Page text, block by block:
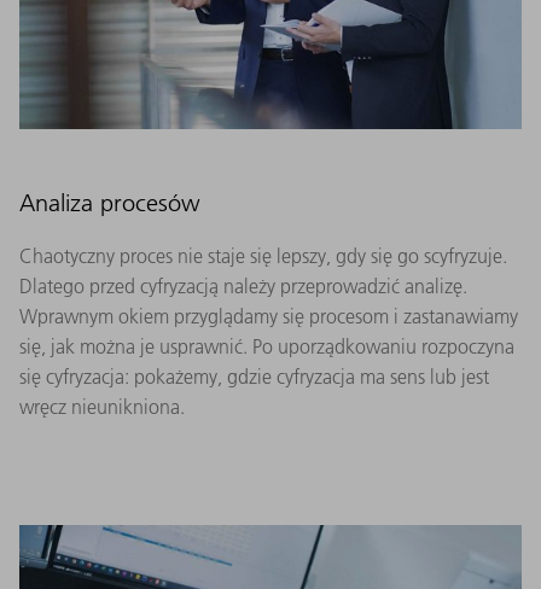
Analiza procesów
Chaotyczny proces nie staje się lepszy, gdy się go scyfryzuje.
Dlatego przed cyfryzacją należy przeprowadzić analizę.
Wprawnym okiem przyglądamy się procesom i zastanawiamy
się, jak można je usprawnić. Po uporządkowaniu rozpoczyna
się cyfryzacja: pokażemy, gdzie cyfryzacja ma sens lub jest
wręcz nieunikniona.